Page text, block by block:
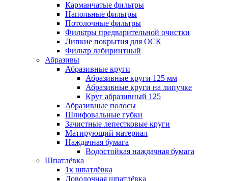
Карманчатые фильтры
Напольные фильтры
Потолочные фильтры
Фильтры предварительной очистки
Липкие покрытия для ОСК
Фильтр лабиринтный
Абразивы
Абразивные круги
Абразивные круги 125 мм
Абразивные круги на липучке
Круг абразивный 125
Абразивные полосы
Шлифовальные губки
Зачистные лепестковые круги
Матирующий материал
Наждачная бумага
Водостойкая наждачная бумага
Шпатлёвка
1к шпатлёвка
Доводочная шпатлёвка